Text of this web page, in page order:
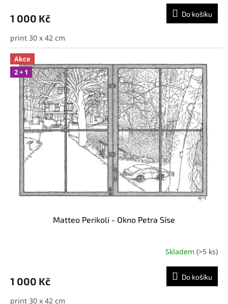
1 000 Kč Do košíku
print 30 x 42 cm
Akce
2 + 1
Matteo Perikoli - Okno Petra Síse
Skladem (>5 ks)
1 000 Kč Do košíku
print 30 x 42 cm